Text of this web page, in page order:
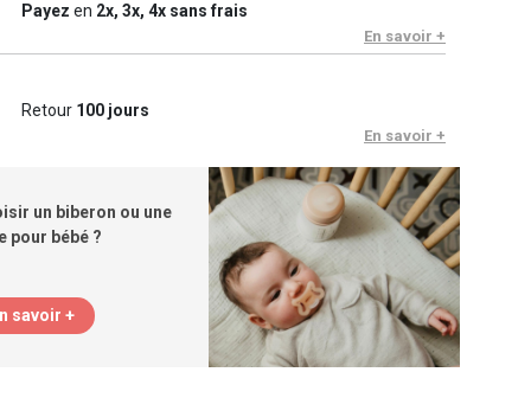
Payez en 2x, 3x, 4x sans frais
En savoir +
Retour 100 jours
En savoir +
un biberon ou une
pour bébé ?
savoir +